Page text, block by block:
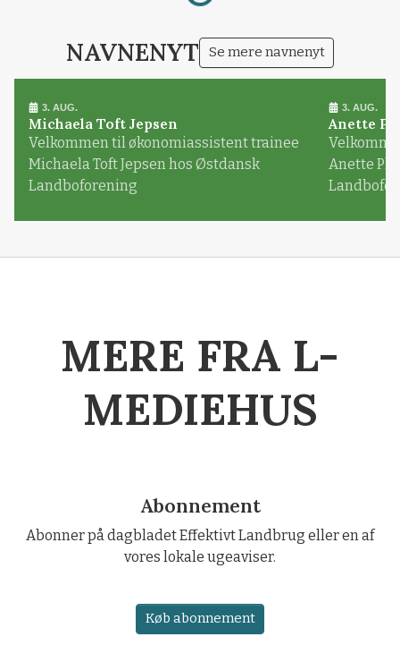
NAVNENYT Se mere navnenyt
3. AUG.
Michaela Toft Jepsen
Velkommen til økonomiassistent trainee
Michaela Toft Jepsen hos Østdansk
Landboforening
3. AUG.
Anette
Anette
MERE FRA L-
MEDIEHUS
Abonnement
Abonner på dagbladet Effektivt Landbrug eller en af
vores lokale ugeaviser.
Køb abonnement